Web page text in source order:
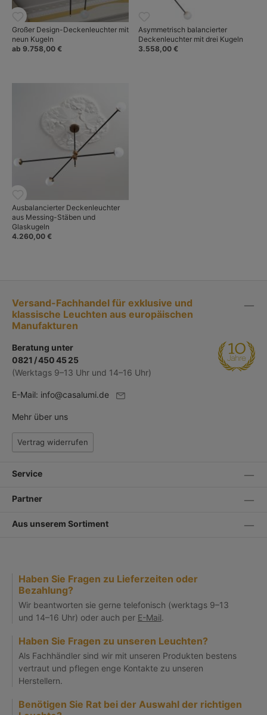
Großer Design-Deckenleuchter mit
neun Kugeln
ab 9.758,00 €
Asymmetrisch balancierter
Deckenleuchter mit drei Kugeln
3.558,00 €
Ausbalancierter Deckenleuchter
aus Messing-Stäben und
Glaskugeln
4.260,00 €
Versand-Fachhandel für exklusive und
klassische Leuchten aus europäischen
Manufakturen
Beratung unter
0821 / 450 45 25
(Werktags 9–13 Uhr und 14–16 Uhr)
E-Mail: info@casalumi.de
Mehr über uns
Vertrag widerrufen
Service
Partner
Aus unserem Sortiment
Haben Sie Fragen zu Lieferzeiten oder
Bezahlung?
Wir beantworten sie gerne telefonisch (werktags 9–13
und 14–16 Uhr) oder auch per E-Mail.
Haben Sie Fragen zu unseren Leuchten?
Als Fachhändler sind wir mit unseren Produkten bestens
vertraut und pflegen enge Kontakte zu unseren
Herstellern.
Benötigen Sie Rat bei der Auswahl der richtigen